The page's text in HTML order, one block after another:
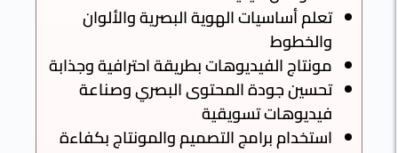
تعلم أساسيات الهوية البصرية والألوان
والخطوط
مونتاج الفيديوهات بطريقة احترافية وجذابة
تحسين جودة المحتوى البصري وصناعة
فيديوهات تسويقية
استخدام برامج التصميم والمونتاج بكفاءة